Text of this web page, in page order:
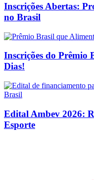
Inscrições Abertas:
no Brasil
Inscrições do Prêmio
Dias!
Edital Ambev 2026:
Esporte